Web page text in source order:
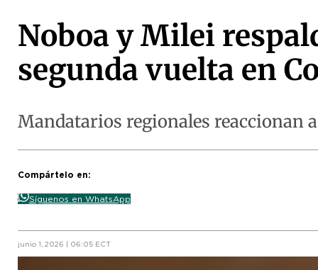
Noboa y Milei
segunda vuelta en
Mandatarios regionales reaccionan
Compártelo en:
Síguenos en WhatsApp
junio 1, 2026 | 06:05 ECT